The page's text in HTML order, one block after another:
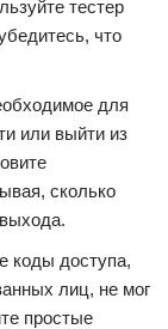
тестер
что
для
или выйти из
сколько
коды доступа,
лиц, не мог
простые